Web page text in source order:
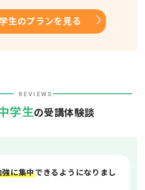
生のプランを見る
REVIEWS
学生の受講体験談
強に集中できるようになりまし